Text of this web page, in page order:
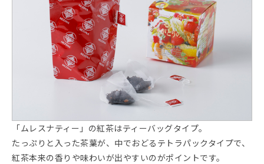
「ムレスナティー」の紅茶はティーバッグタイプ。
たっぷりと入った茶葉が、中でおどるテトラパックタイプで、
紅茶本来の香りや味わいが出やすいのがポイントです。